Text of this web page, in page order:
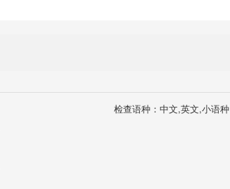
检查语种：中文,英文,小语种